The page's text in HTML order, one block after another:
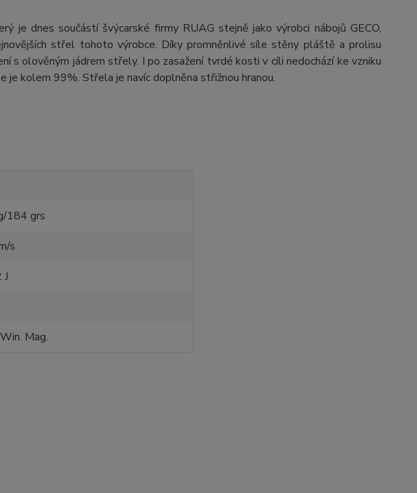
je dnes součástí švýcarské firmy RUAG stejně jako výrobci nábojů GECO,
střel tohoto výrobce. Díky promněnlivé síle stěny pláště a prolisu
s olověným jádrem střely. I po zasažení tvrdé kosti v cíli nedochází ke vzniku
kolem 99%. Střela je navíc doplněna střižnou hranou.
184 grs
s
Mag.